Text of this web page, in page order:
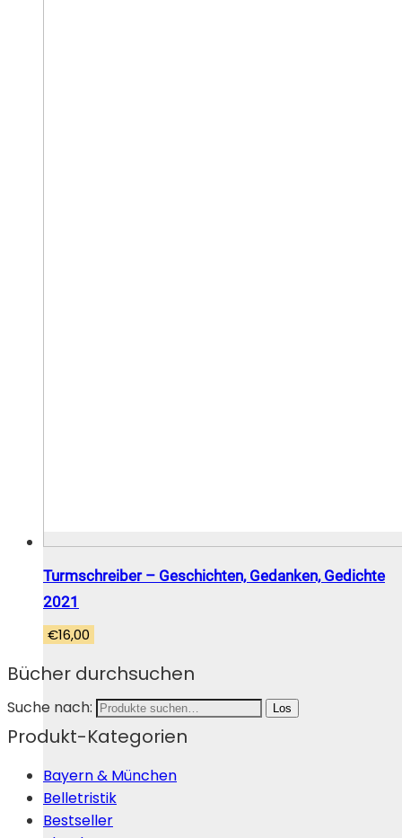
Turmschreiber – Geschichten, Gedanken, Gedichte
2021
€16,00
Bücher durchsuchen
Suche nach: Los
Produkt-Kategorien
Bayern & München
Belletristik
Bestseller